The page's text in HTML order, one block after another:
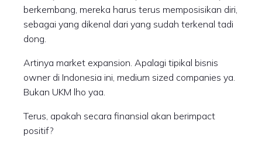
berkembang, mereka harus terus memposisikan diri,
sebagai yang dikenal dari yang sudah terkenal tadi
dong.
Artinya market expansion. Apalagi tipikal bisnis
owner di Indonesia ini, medium sized companies ya.
Bukan UKM lho yaa.
Terus, apakah secara finansial akan berimpact
positif?